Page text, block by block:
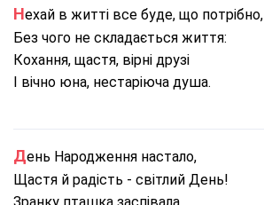
Нехай в житті все буде, що потрібно,
Без чого не складається життя:
Кохання, щастя, вірні друзі
І вічно юна, нестаріюча душа.
День Народження настало,
Щастя й радість - світлий День!